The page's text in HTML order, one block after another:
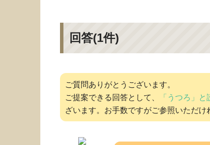
回答(1件)
ご質問ありがとうございます。
ご提案できる回答として、
「うつろ」
ざいます。お手数ですがご参照いただけ